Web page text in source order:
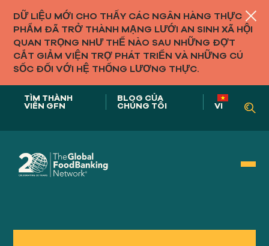
DỮ LIỆU MỚI CHO THẤY CÁC NGÂN HÀNG THỰC
PHẨM ĐÃ TRỞ THÀNH MẠNG LƯỚI AN SINH XÃ HỘI
QUAN TRỌNG NHƯ THẾ NÀO SAU NHỮNG ĐỢT
CẮT GIẢM VIỆN TRỢ PHÁT TRIỂN VÀ NHỮNG CÚ
SỐC ĐỐI VỚI HỆ THỐNG LƯƠNG THỰC.
TÌM THÀNH
VIÊN GFN
BLOG CỦA
CHÚNG TÔI VI